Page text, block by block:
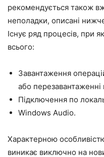
рекомендується також
неполадки, описані
Існує ряд процесів, при
всього:
Завантаження
або перезавантаженні
Підключення по
Windows Audio.
Характерною
виникає виключно на